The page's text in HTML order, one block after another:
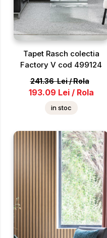
Tapet Rasch colectia
Factory V cod 499124
241.36 Lei/Rola
193.09 Lei / Rola
in stoc